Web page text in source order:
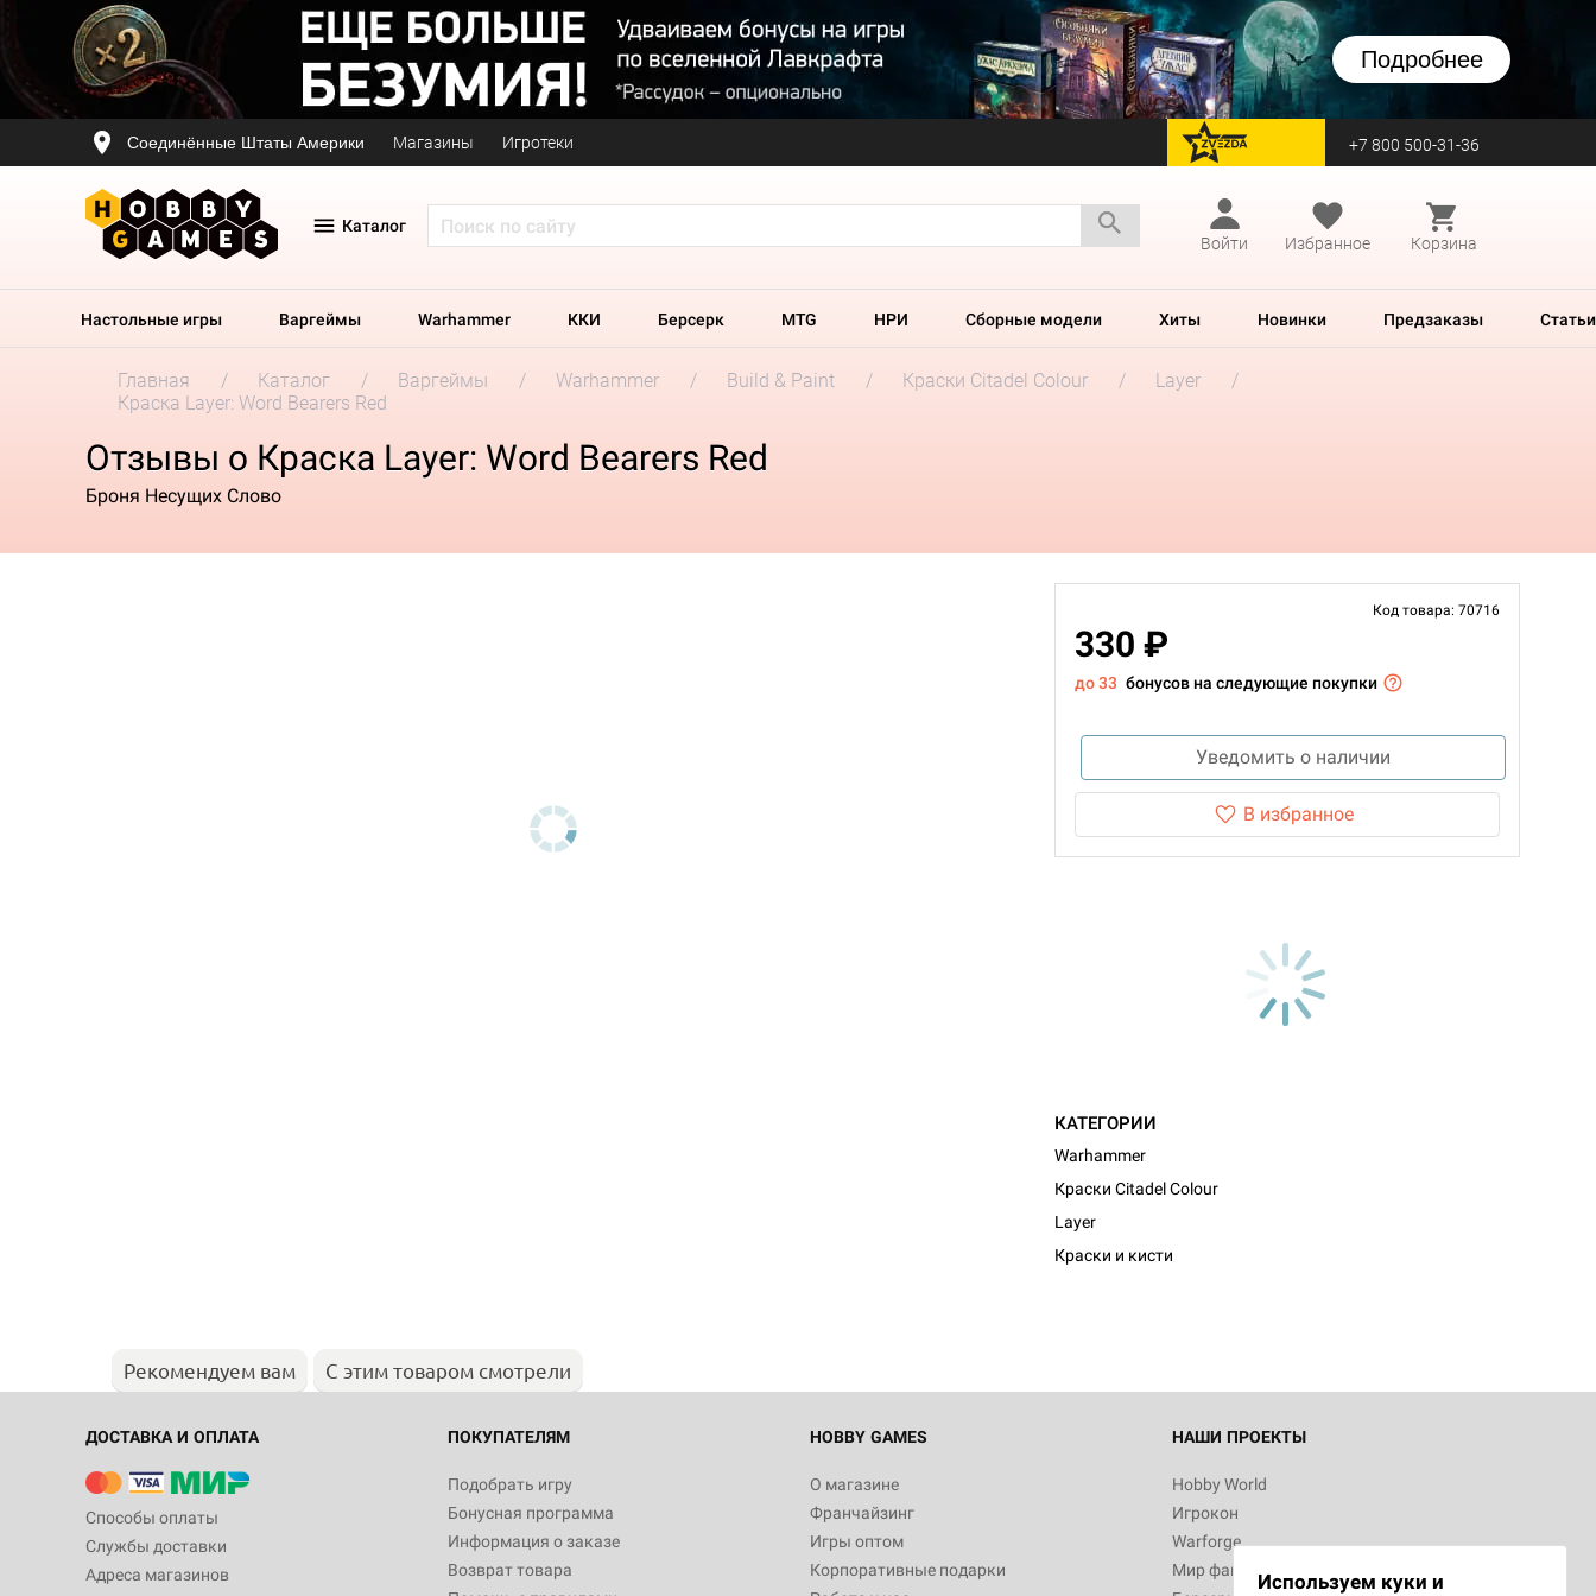
Подробнее
Соединённые Штаты Америки Магазины Игротеки перейти на Zvezda +7 800 500-31-36
Каталог
Войти
Избранное Корзина
Настольные игры Варгеймы Warhammer ККИ Берсерк MTG НРИ Сборные модели Хиты Новинки Предзаказы Статьи
Главная Каталог Варгеймы Warhammer Build & Paint Краски Citadel Colour
Layer
Краска Layer: Word Bearers Red
Отзывы о Краска Layer: Word Bearers Red
Броня Несущих Слово
Код товара: 70716
330 ₽
до 33 бонусов на следующие покупки
Уведомить о наличии
В избранное
КАТЕГОРИИ
Warhammer
Краски Citadel Colour
Layer
Краски и кисти
Рекомендуем вам С этим товаром смотрели
ДОСТАВКА И ОПЛАТА
Способы оплаты
Службы доставки
Адреса магазинов
ПОКУПАТЕЛЯМ
Подобрать игру
Бонусная программа
Информация о заказе
Возврат товара
HOBBY GAMES
О магазине
Франчайзинг
Игры оптом
Корпоративные подарки
НАШИ ПРОЕКТЫ
Hobby World
Игрокон
Warforge
Мир фантастикиИспользуем куки и